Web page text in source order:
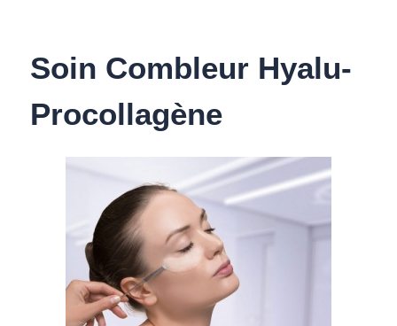
Soin Combleur Hyalu-
Procollagène